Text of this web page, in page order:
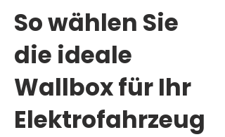
So wählen Sie
die ideale
Wallbox für Ihr
Elektrofahrzeug